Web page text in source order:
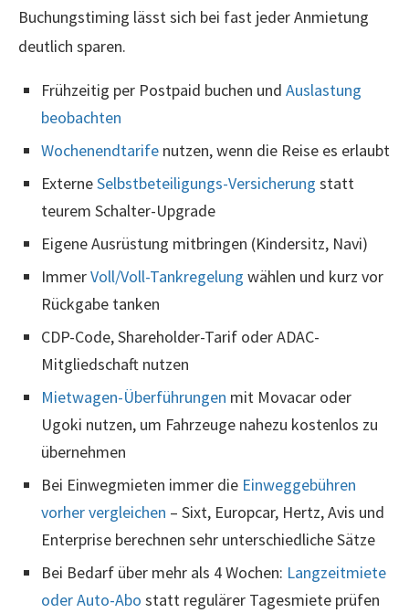
Buchungstiming lässt sich bei fast jeder Anmietung
deutlich sparen.
Frühzeitig per Postpaid buchen und Auslastung
beobachten
Wochenendtarife nutzen, wenn die Reise es erlaubt
ExterneSelbstbeteiligungs-Versicherung statt
teurem Schalter-Upgrade
Eigene Ausrüstung mitbringen (Kindersitz, Navi)
ImmerVoll/Voll-Tankregelung wählen und kurz vor
Rückgabe tanken
CDP-Code, Shareholder-Tarif oder ADAC-
Mitgliedschaft nutzen
Mietwagen-Überführungen mit Movacar oder
Ugoki nutzen, um Fahrzeuge nahezu kostenlos zu
übernehmen
Bei Einwegmieten immer die Einweggebühren
vorher vergleichen – Sixt, Europcar, Hertz, Avis und
Enterprise berechnen sehr unterschiedliche Sätze
Bei Bedarf über mehr als 4 Wochen: Langzeitmiete
oder Auto-Abo statt regulärer Tagesmiete prüfen